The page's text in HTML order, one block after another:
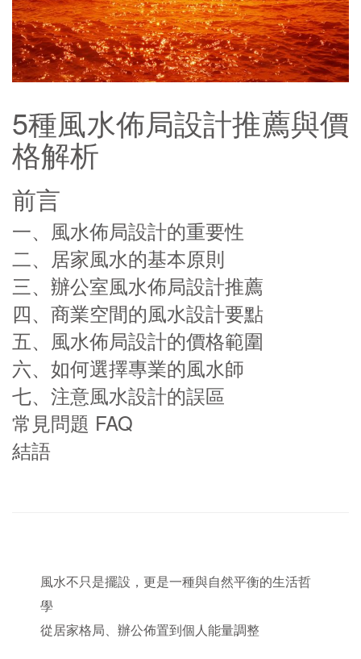
5種風水佈局設計推薦與價
格解析
前言
一、風水佈局設計的重要性
二、居家風水的基本原則
三、辦公室風水佈局設計推薦
四、商業空間的風水設計要點
五、風水佈局設計的價格範圍
六、如何選擇專業的風水師
七、注意風水設計的誤區
常見問題 FAQ
結語
風水不只是擺設，更是一種與自然平衡的生活哲
學
從居家格局、辦公佈置到個人能量調整